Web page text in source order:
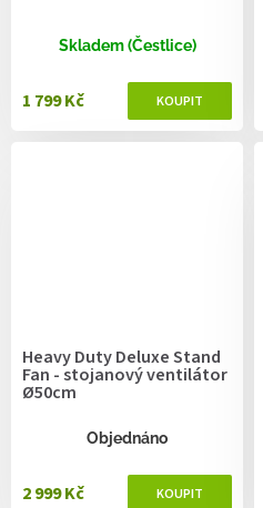
Skladem (Čestlice)
1 799 Kč
Heavy Duty Deluxe Stand
Fan - stojanový ventilátor
Ø50cm
Objednáno
2 999 Kč